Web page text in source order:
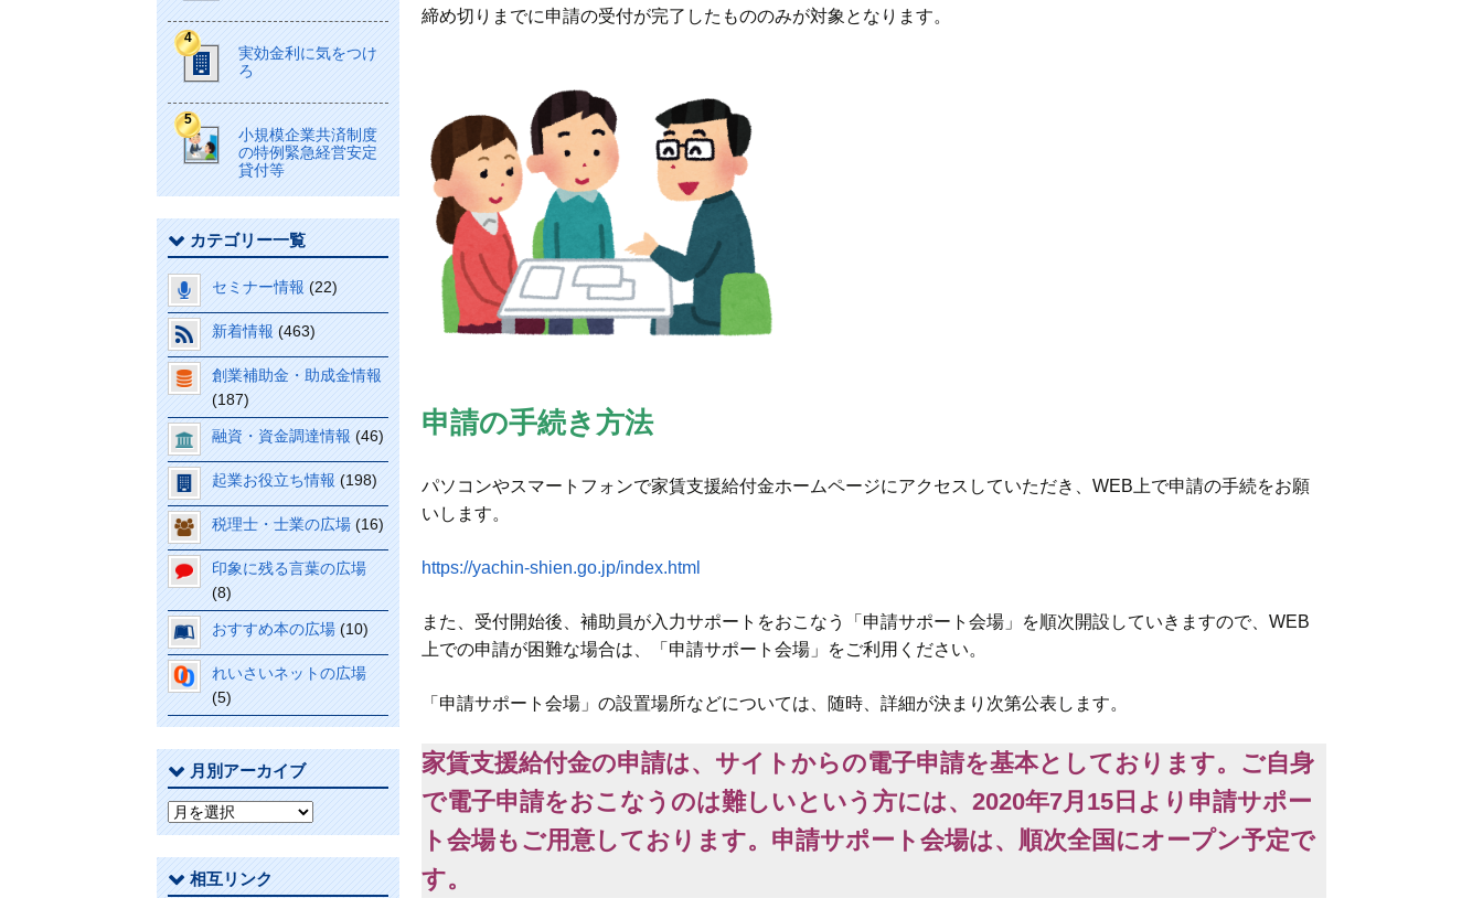
締め切りまでに申請の受付が完了したもののみが対象となります。
申請の手続き方法
パソコンやスマートフォンで家賃支援給付金ホームページにアクセスしていただき、WEB上で申請の手続をお願
いします。
https://yachin-shien.go.jp/index.html
また、受付開始後、補助員が入力サポートをおこなう「申請サポート会場」を順次開設していきますので、WEB
上での申請が困難な場合は、「申請サポート会場」をご利用ください。
「申請サポート会場」の設置場所などについては、随時、詳細が決まり次第公表します。
家賃支援給付金の申請は、サイトからの電子申請を基本としております。ご自身
で電子申請をおこなうのは難しいという方には、2020年7月15日より申請サポー
ト会場もご用意しております。申請サポート会場は、順次全国にオープン予定で
す。
実効金利に気をつけ
ろ
小規模企業共済制度
の特例緊急経営安定
貸付等
カテゴリー一覧
セミナー情報 (22)
新着情報 (463)
創業補助金・助成金情報
(187)
融資・資金調達情報 (46)
起業お役立ち情報 (198)
税理士・士業の広場 (16)
印象に残る言葉の広場
(8)
おすすめ本の広場 (10)
れいさいネットの広場
(5)
月別アーカイブ
月
別
ア
ー 相互リンク